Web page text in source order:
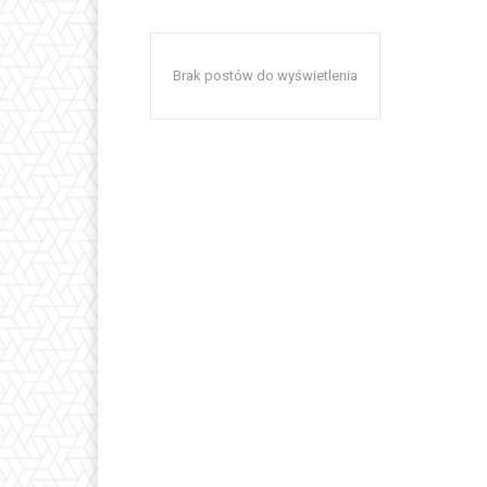
Brak postów do wyświetlenia